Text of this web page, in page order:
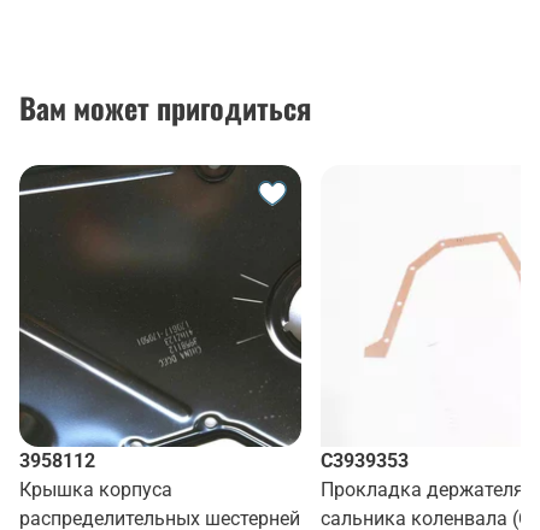
Вам может пригодиться
3958112
Крышка корпуса
распределительных шестерней
C3939353
Прокладка держателя
сальника коленвала (C,